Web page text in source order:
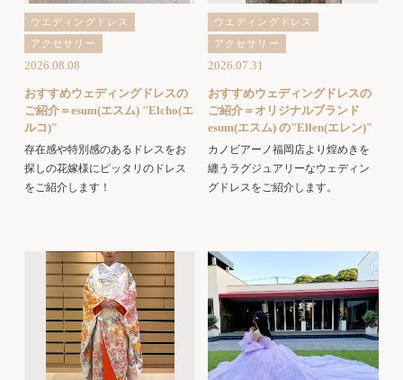
ウエディングドレス
アクセサリー
2026.08.08
おすすめウェディングドレスの
ご紹介＝esum(エスム) "Elcho(エ
ルコ)"
存在感や特別感のあるドレスをお
探しの花嫁様にピッタリのドレス
をご紹介します！
ウエディングドレス
アクセサリー
2026.07.31
おすすめウェディングドレスの
ご紹介＝オリジナルブランド
esum(エスム) の"Ellen(エレン)"
カノビアーノ福岡店より煌めきを
纏うラグジュアリーなウェディン
グドレスをご紹介します。